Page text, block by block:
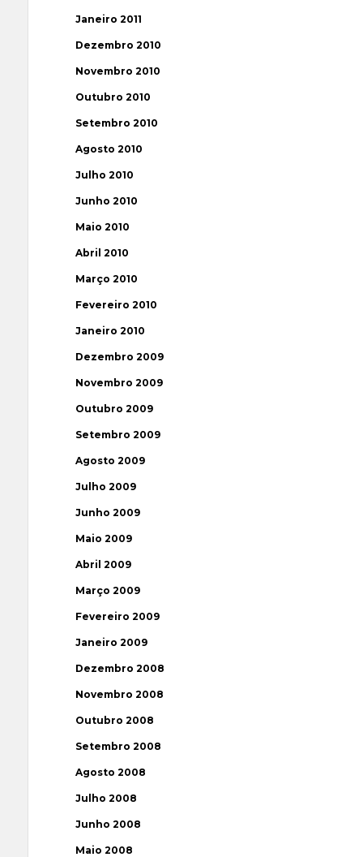
Janeiro 2011
Dezembro 2010
Novembro 2010
Outubro 2010
Setembro 2010
Agosto 2010
Julho 2010
Junho 2010
Maio 2010
Abril 2010
Março 2010
Fevereiro 2010
Janeiro 2010
Dezembro 2009
Novembro 2009
Outubro 2009
Setembro 2009
Agosto 2009
Julho 2009
Junho 2009
Maio 2009
Abril 2009
Março 2009
Fevereiro 2009
Janeiro 2009
Dezembro 2008
Novembro 2008
Outubro 2008
Setembro 2008
Agosto 2008
Julho 2008
Junho 2008
Maio 2008